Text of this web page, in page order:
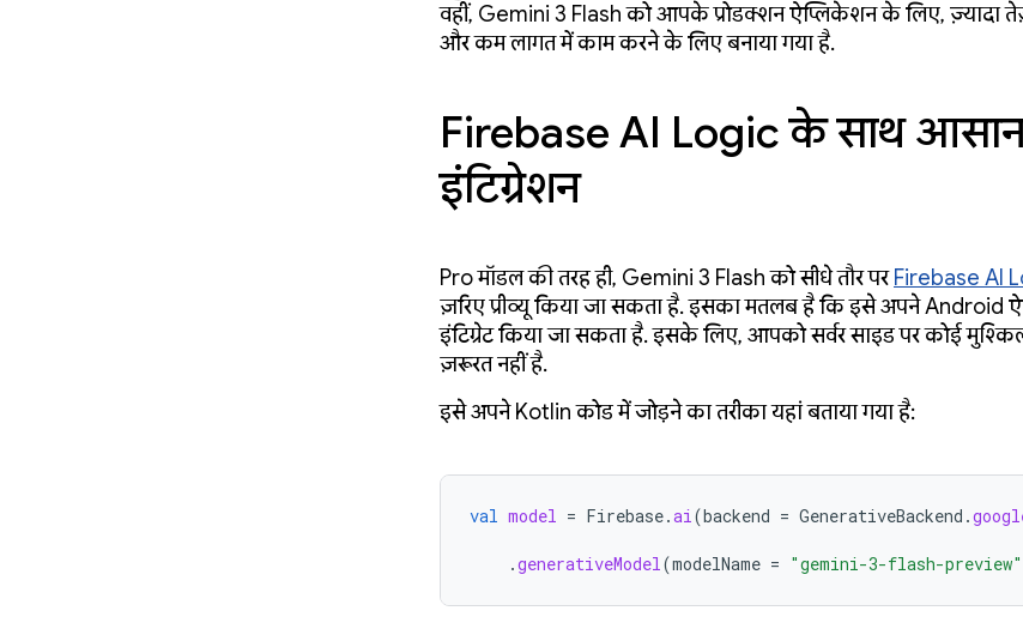
वहीं, Gemini 3 Flash को आपके प्रोडक्शन ऐप्लिकेशन के लिए, ज़्यादा
और कम लागत में काम करने के लिए बनाया गया है.
Firebase AI Logic के साथ
इंटिग्रेशन
Pro मॉडल की तरह ही, Gemini 3 Flash को सीधे तौर पर Firebase AI
ज़रिए प्रीव्यू किया जा सकता है. इसका मतलब है कि इसे अपने Android
इंटिग्रेट किया जा सकता है. इसके लिए, आपको सर्वर साइड पर कोई
ज़रूरत नहीं है.
इसे अपने Kotlin कोड में जोड़ने का तरीका यहां बताया गया है:
val model = Firebase.ai(backend = GenerativeBackend .
.generativeModel(modelName = "gemini-3-flash-preview"